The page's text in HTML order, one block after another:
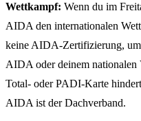
Wettkampf: Wenn du im
AIDA den internationalen
keine AIDA-Zertifizierung, um
AIDA oder deinem nationalen
Total- oder PADI-Karte
AIDA ist der Dachverband.